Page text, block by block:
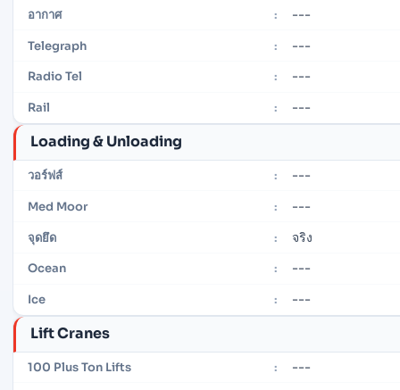
อากาศ : ---
Telegraph : ---
Radio Tel : ---
Rail : ---
Loading & Unloading
วอร์ฟส์ : ---
Med Moor : ---
จุดยึด : จริง
Ocean : ---
Ice : ---
Lift Cranes
100 Plus Ton Lifts : ---